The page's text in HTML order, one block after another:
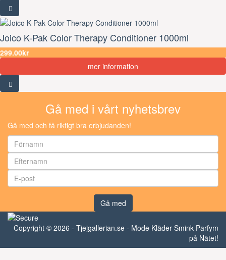
Joico K-Pak Color Therapy Conditioner 1000ml
299.00kr
mer information
Gå med i vårt nyhetsbrev
Gå med och få riktigt bra erbjudanden!
Gå med
Copyright © 2026 - Tjejgallerian.se - Mode Kläder Smink Parfym
på Nätet!